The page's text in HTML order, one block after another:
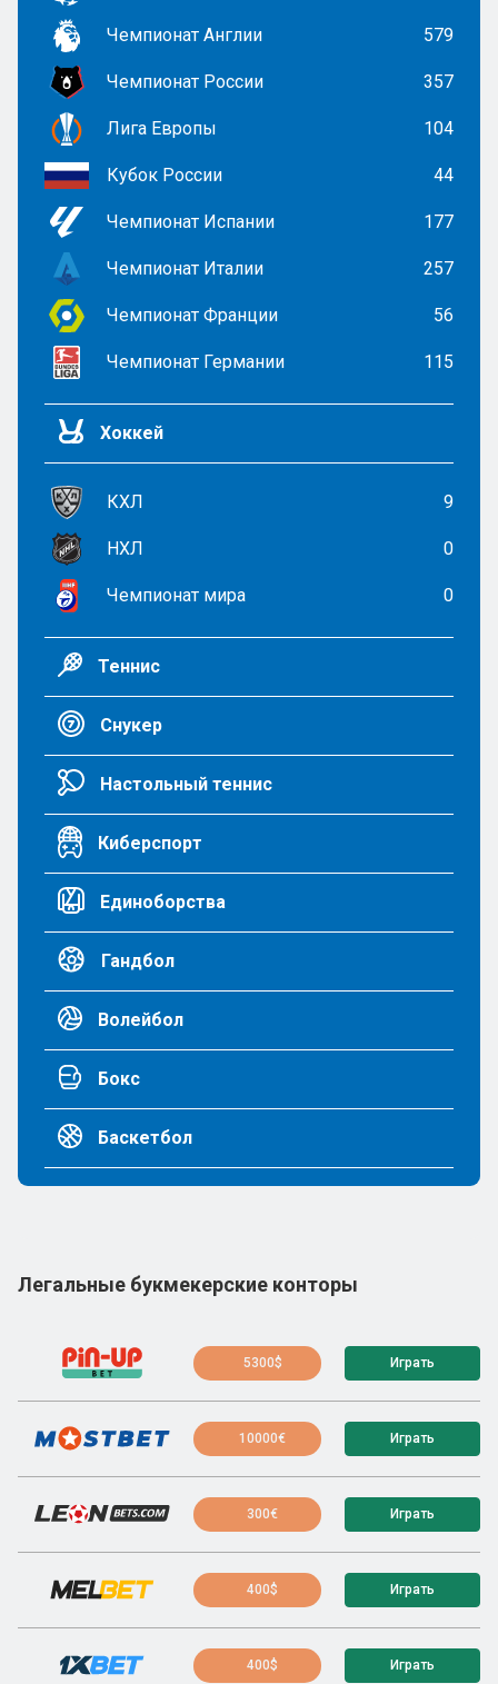
Чемпионат Англии 579
Чемпионат России 357
Лига Европы 104
Кубок России 44
Чемпионат Испании 177
Чемпионат Италии 257
Чемпионат Франции 56
Чемпионат Германии 115
Хоккей
КХЛ 9
НХЛ 0
Чемпионат мира 0
Теннис
Снукер
Настольный теннис
Киберспорт
Единоборства
Гандбол
Волейбол
Бокс
Баскетбол
Легальные букмекерские конторы
5300$ Играть
10000€ Играть
300€ Играть
400$ Играть
400$ Играть